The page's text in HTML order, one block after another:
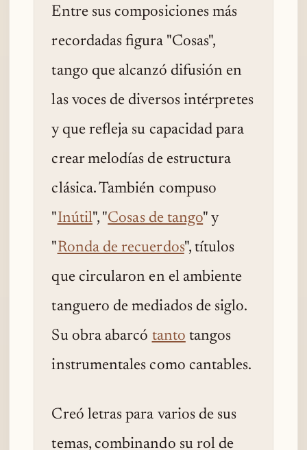
Entre sus composiciones más
recordadas figura "Cosas",
tango que alcanzó difusión en
las voces de diversos intérpretes
y que refleja su capacidad para
crear melodías de estructura
clásica. También compuso
"Inútil", "Cosas de tango" y
"Ronda de recuerdos", títulos
que circularon en el ambiente
tanguero de mediados de siglo.
Su obra abarcó tanto tangos
instrumentales como cantables.
Creó letras para varios de sus
temas, combinando su rol de